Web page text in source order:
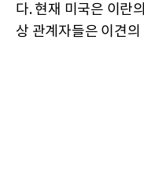
다. 현재 미국은 이란
상 관계자들은 이견